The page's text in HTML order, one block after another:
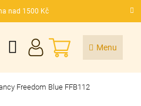
nad 1500 Kč
NÁKUPNÍ
KOŠÍK
Freedom Blue FFB112